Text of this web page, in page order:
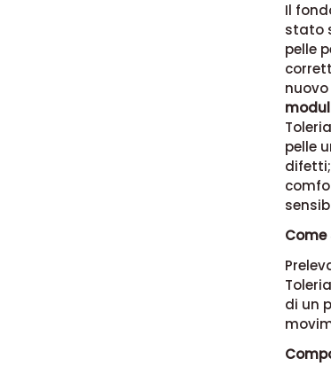
Il
stato
pelle
pelle
Come
di un